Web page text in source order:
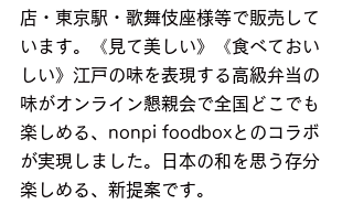
店・東京駅・歌舞伎座様等で販売して
います。《見て美しい》《食べておい
しい》江戸の味を表現する高級弁当の
味がオンライン懇親会で全国どこでも
楽しめる、nonpi foodboxとのコラボ
が実現しました。日本の和を思う存分
楽しめる、新提案です。